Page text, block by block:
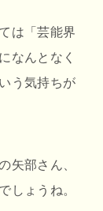
は「芸能界
なんとなく
う気持ちが
矢部さん、
しょうね。